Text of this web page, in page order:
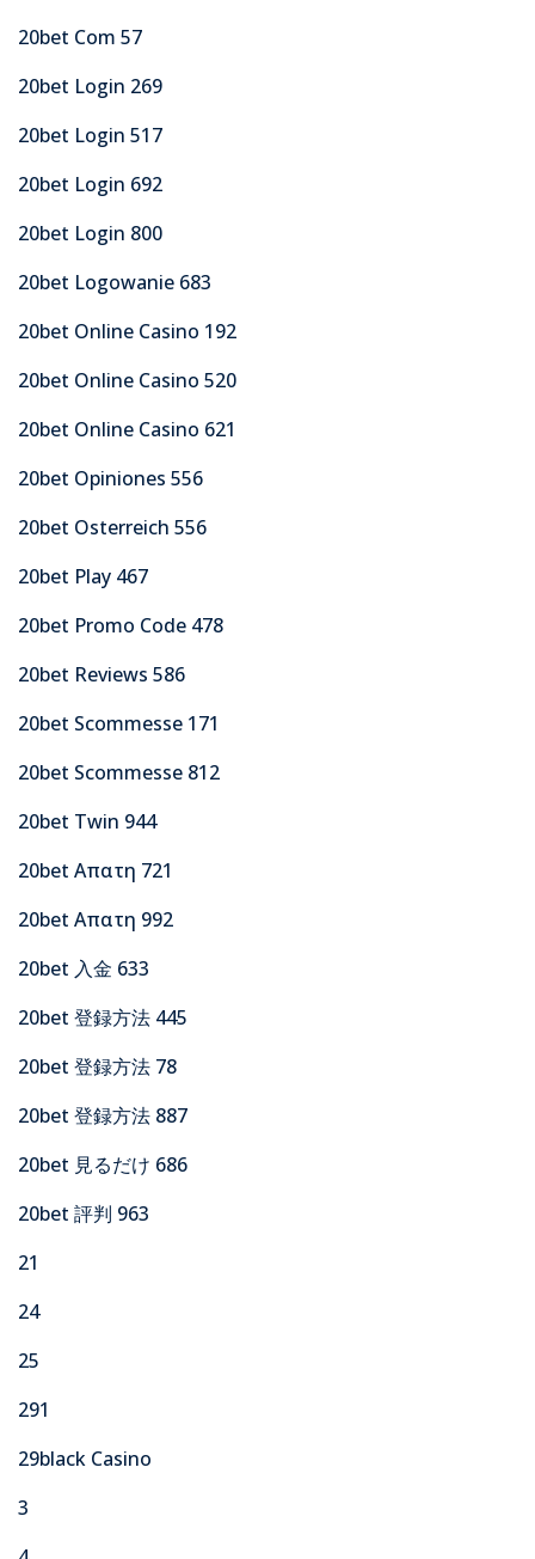
20bet Com 57
20bet Login 269
20bet Login 517
20bet Login 692
20bet Login 800
20bet Logowanie 683
20bet Online Casino 192
20bet Online Casino 520
20bet Online Casino 621
20bet Opiniones 556
20bet Osterreich 556
20bet Play 467
20bet Promo Code 478
20bet Reviews 586
20bet Scommesse 171
20bet Scommesse 812
20bet Twin 944
20bet Απατη 721
20bet Απατη 992
20bet 入金 633
20bet 登録方法 445
20bet 登録方法 78
20bet 登録方法 887
20bet 見るだけ 686
20bet 評判 963
21
24
25
291
29black Casino
3